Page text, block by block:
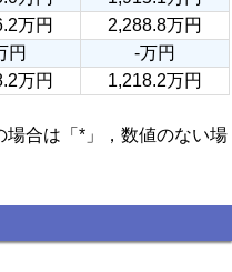
万円
2,288.8万円
円
-万円
万円 1,218.2万円
合は「*」，数値のない場